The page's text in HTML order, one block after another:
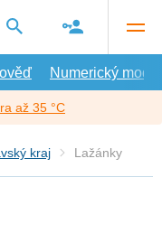
Numerický model
až 35 °C
kraj Lažánky